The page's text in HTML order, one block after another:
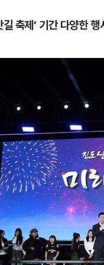
축제’ 기간 다양한 행